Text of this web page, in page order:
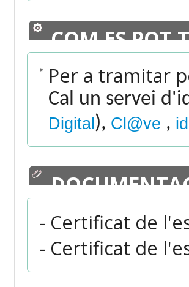
COM ES POT
Per a tramitar
Cal un servei
Digital), Cl@ve ,
- Certificat de
- Certificat de